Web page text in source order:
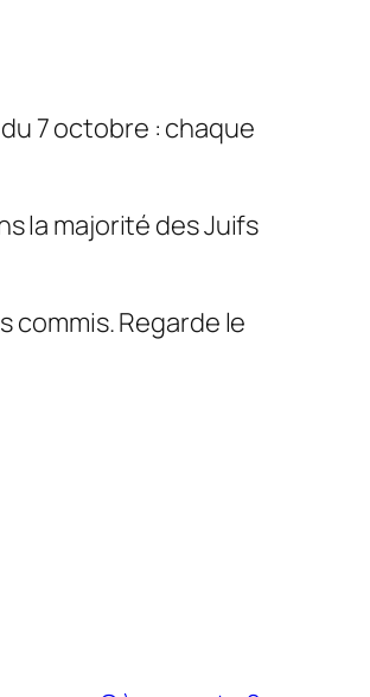
7 octobre : chaque
la majorité des Juifs
commis. Regarde le